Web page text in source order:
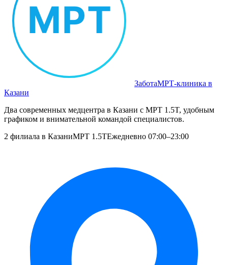
ЗаботаМРТ‑клиника в
Казани
Два современных медцентра в Казани с МРТ 1.5T, удобным
графиком и внимательной командой специалистов.
2 филиала в КазаниМРТ 1.5TЕжедневно 07:00–23:00